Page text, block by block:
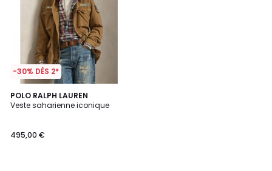
-30% DÈS 2*
POLO RALPH LAUREN
Veste saharienne iconique
495,00 €
5
/